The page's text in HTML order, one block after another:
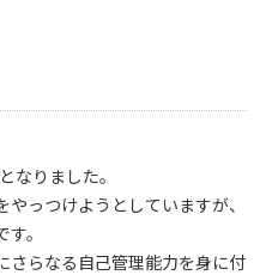
なりました。
っつけようとしていますが、
。
さらなる自己管理能力を身に付